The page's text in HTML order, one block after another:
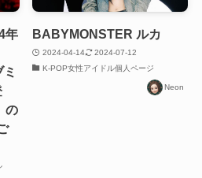
年
の
BABYMONSTER ルカ
2024-04-14
2024-07-12
K-POP女性アイドル個人ページ
Neon